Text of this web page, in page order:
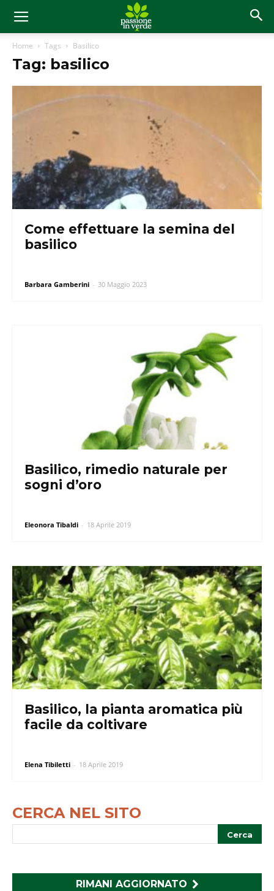
Home Tags Basilico
Tag: basilico
Come effettuare la semina del
basilico
Barbara Gamberini - 30 Maggio 2023
Basilico, rimedio naturale per
sogni d’oro
Eleonora Tibaldi - 18 Aprile 2019
Basilico, la pianta aromatica più
facile da coltivare
Elena Tibiletti - 18 Aprile 2019
CERCA NEL SITO
RIMANI AGGIORNATO